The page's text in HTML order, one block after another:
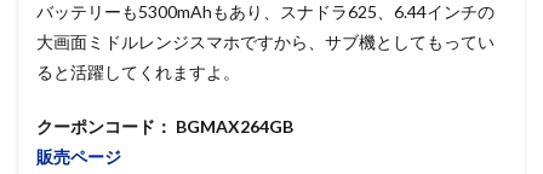
バッテリーも5300mAhもあり、スナドラ625、6.44インチの
大画面ミドルレンジスマホですから、サブ機としてもってい
ると活躍してくれますよ。
クーポンコード： BGMAX264GB
販売ページ